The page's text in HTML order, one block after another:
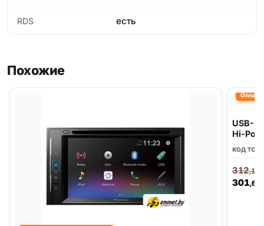
RDS есть
Похожие
Оплата
USB-
Hi-
код
301,60
312,16